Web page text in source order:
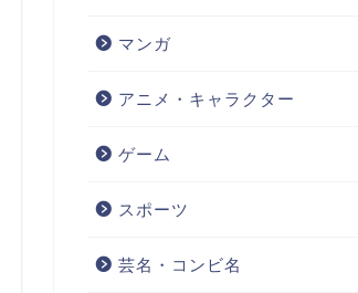
マンガ
アニメ・キャラクター
ゲーム
スポーツ
芸名・コンビ名